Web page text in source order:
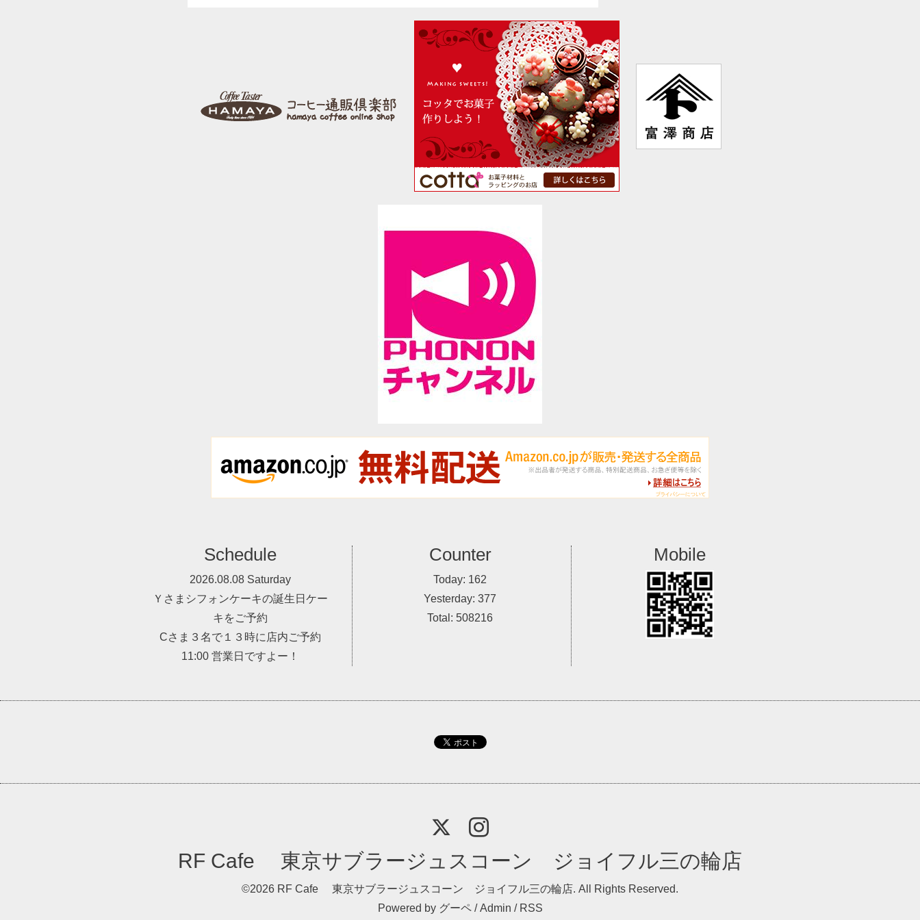
Schedule
2026.08.08 Saturday
Ｙさまシフォンケーキの誕生日ケー
キをご予約
Cさま３名で１３時に店内ご予約
11:00 営業日ですよー！
Counter
Today: 162
Yesterday:377
Total: 508216
Mobile
RF Cafe 東京サブラージュスコーン ジョイフル三の輪店
©2026 RF Cafe 東京サブラージュスコーン ジョイフル三の輪店. All Rights Reserved.
Powered by グーペ/ Admin / RSS